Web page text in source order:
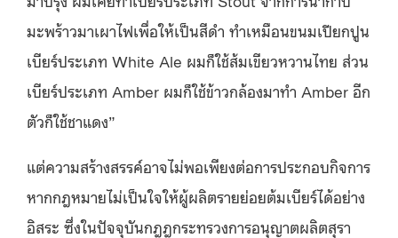
มะพร้าวมาเผาไฟเพื่อให้เป็นสีดำ ทำเหมือนขนมเปียกปูน
เบียร์ประเภท White Ale ผมก็ใช้ส้มเขียวหวานไทย ส่วน
เบียร์ประเภท Amber ผมก็ใช้ข้าวกล้องมาทำ Amber อีก
ตัวก็ใช้ชาแดง”
แต่ความสร้างสรรค์อาจไม่พอเพียงต่อการประกอบกิจการ
หากกฎหมายไม่เป็นใจให้ผู้ผลิตรายย่อยต้มเบียร์ได้อย่าง
อิสระ ซึ่งในปัจจุบันกฎฎกระทรวงการอนุญาตผลิตสุรา